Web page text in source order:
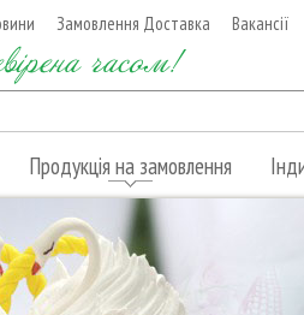
Замовлення Доставка Вакансії
часом!
Продукція на замовлення